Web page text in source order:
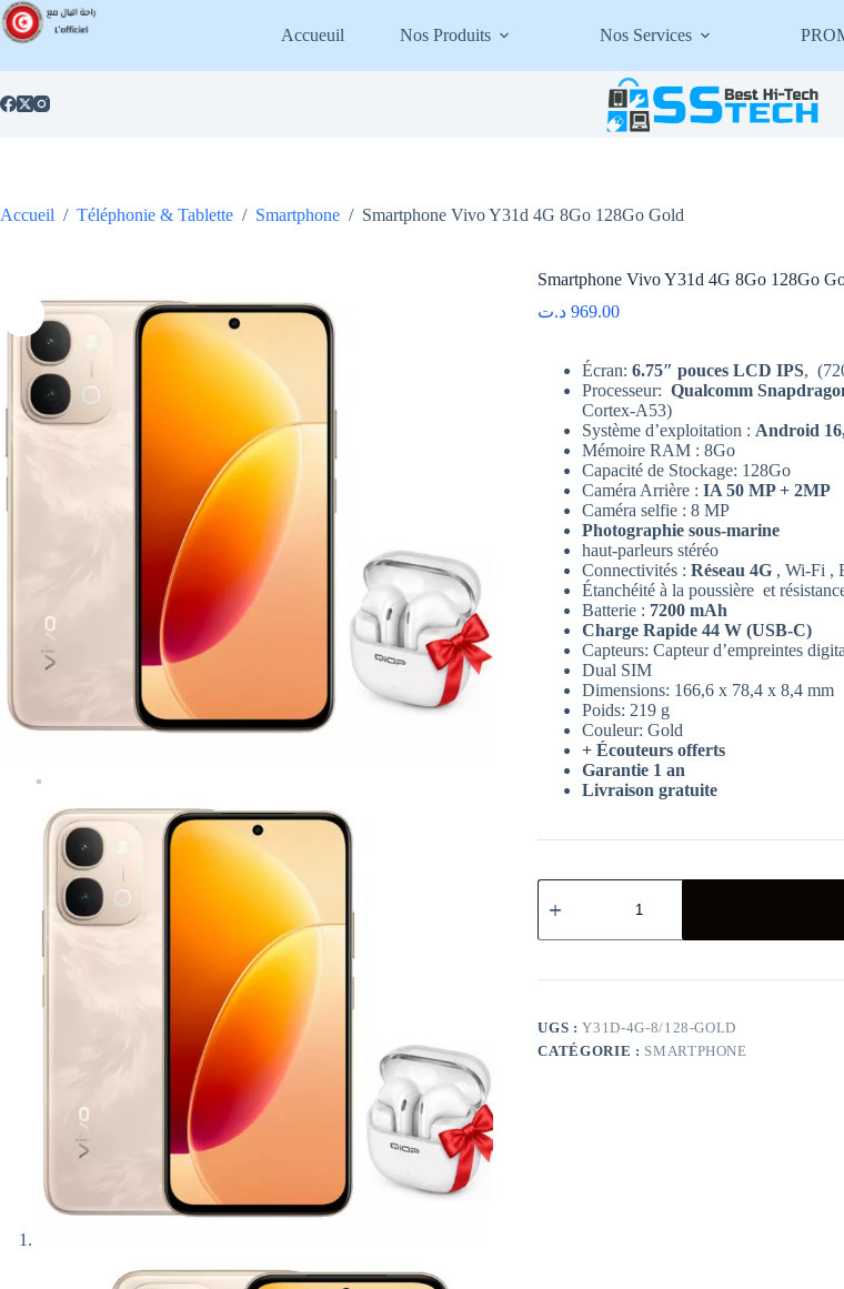
Passer
au
contenu
Accueuil Nos Produits Nos Services
Accueil / Téléphonie & Tablette / Smartphone / Smartphone Vivo Y31d 4G 8Go 128Go Gold
Smartphone Vivo Y31d 4G 8Go 128Go
969.00 د.ت
Écran:6.75″ pouces LCD IPS,
Processeur:Qualcomm
Cortex-A53)
Système d’exploitation : Android
Mémoire RAM : 8Go
Capacité de Stockage: 128Go
Caméra Arrière :IA 50 MP + 2MP
Caméra selfie : 8 MP
Photographie sous-marine
haut-parleurs stéréo
Connectivités :Réseau 4G , Wi-Fi ,
Étanchéité à la poussière et
Batterie : 7200 mAh
Charge Rapide 44 W (USB-C)
Capteurs: Capteur d’empreintes
Dual SIM
Dimensions: 166,6 x 78,4 x 8,4 mm
Poids: 219 g
Couleur: Gold
+ Écouteurs offerts
Garantie 1 an
Livraison gratuite
quantité
de
Vivo
4G
128Go
Gold
UGS :Y31D-4G-8/128-GOLD
CATÉGORIE : SMARTPHONE